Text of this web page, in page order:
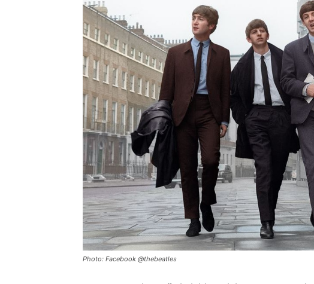
Photo: Facebook @thebeatles